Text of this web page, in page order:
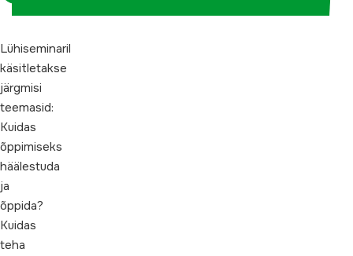
Lühiseminaril
käsitletakse
järgmisi
teemasid:
Kuidas
õppimiseks
häälestuda
ja
õppida?
Kuidas
teha